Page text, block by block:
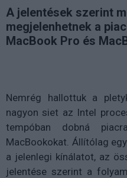
A jelentések szerint
megjelenhetnek a
MacBook Pro és
Nemrég hallottuk a
nagyon siet az Intel
tempóban dobná
MacBookokat. Állítólag
a jelenlegi kínálatot, az
jelentése szerint a